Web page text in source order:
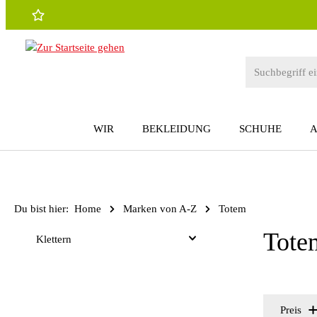
Hauptinhalt springen
Zur Suche springen
Zur Hauptnavigation springen
WIR BEKLEIDUNG SCHUHE
Du bist hier: Home Marken von A-Z Totem
Klettern
Preis